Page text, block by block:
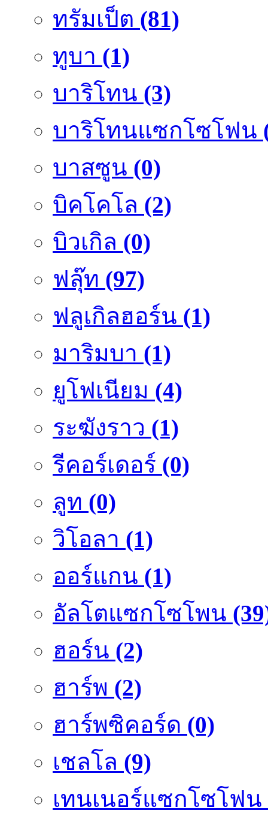
ทรัมเป็ต (81)
ทูบา (1)
บาริโทน (3)
บาริโทนแซกโซโฟน
บาสซูน (0)
บิคโคโล (2)
บิวเกิล (0)
ฟลุ๊ท (97)
ฟลูเกิลฮอร์น (1)
มาริมบา (1)
ยูโฟเนียม (4)
ระฆังราว (1)
รีคอร์เดอร์ (0)
ลูท (0)
วิโอลา (1)
ออร์แกน (1)
อัลโตแซกโซโพน
ฮอร์น (2)
ฮาร์พ (2)
ฮาร์พซิคอร์ด (0)
เชลโล (9)
เทนเนอร์แซกโซโฟน